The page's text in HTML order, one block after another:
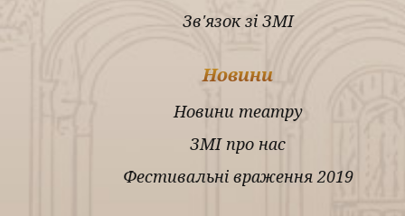
Зв'язок зі ЗМІ
Новини
Новини театру
ЗМІ про нас
Фестивальні враження 2019